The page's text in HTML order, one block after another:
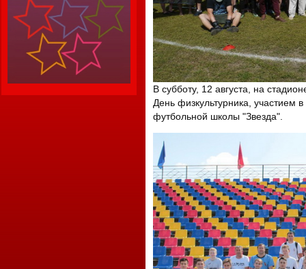
В субботу, 12 августа, на
День физкультурника, участием
футбольной школы "Звезда".